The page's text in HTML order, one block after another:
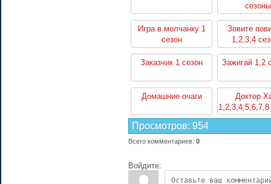
сезоны
Игра в молчанку 1
сезон
Зовите
1,2,3,4
Заказчик 1 сезон Зажигай 1,2
Домашние очаги
Доктор
Просмотров: 954
Всего комментариев: 0
Войдите: